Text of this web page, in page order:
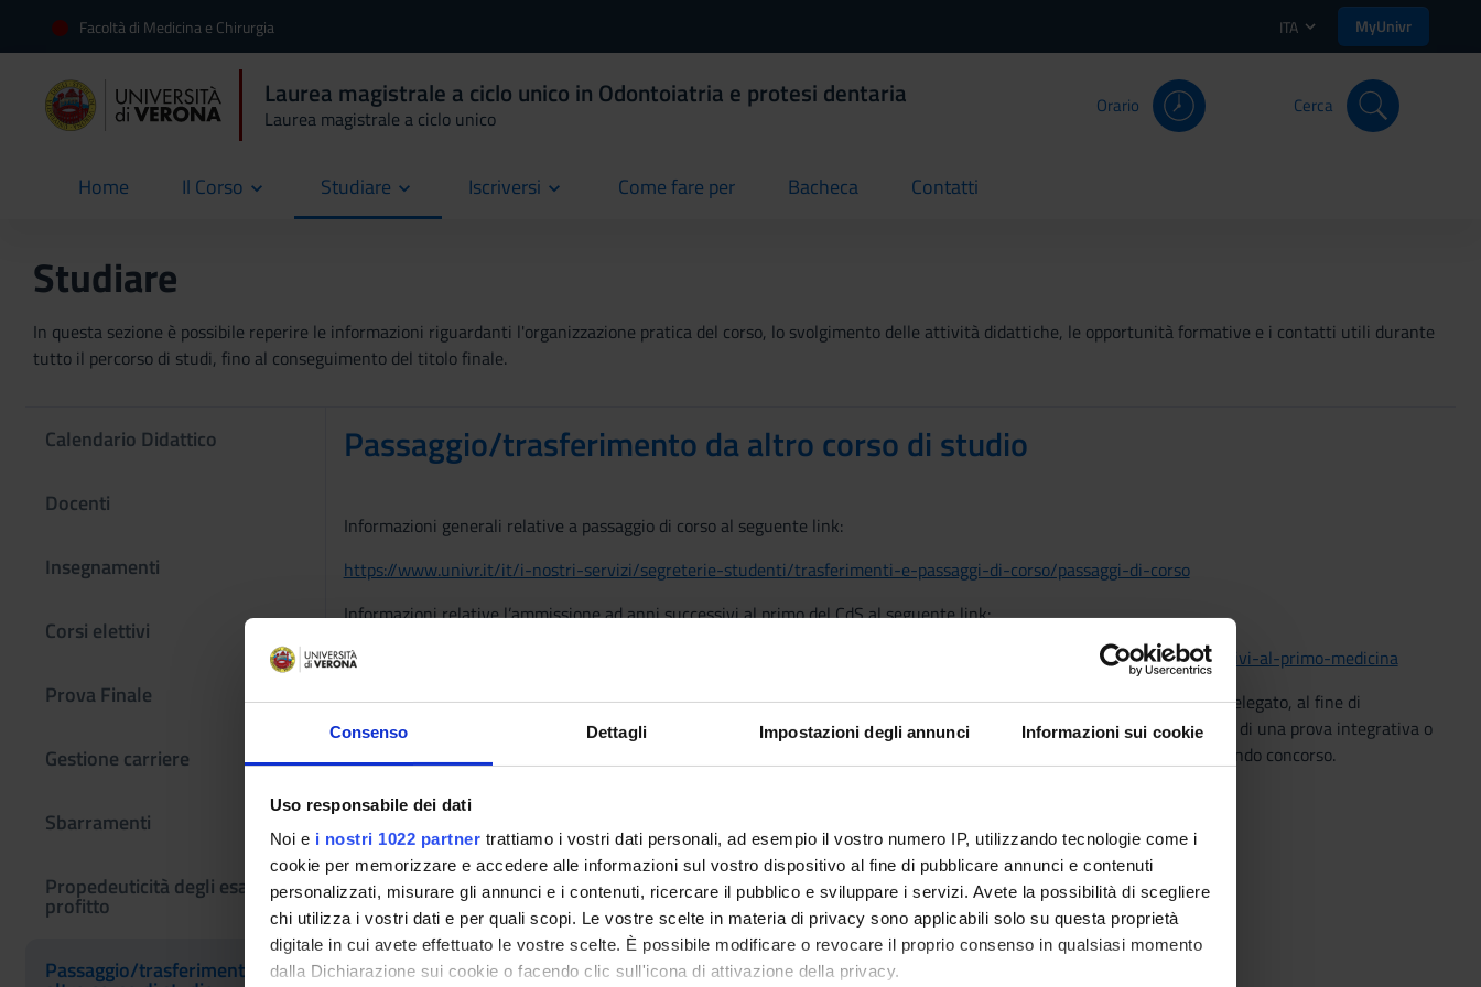
Consenso Dettagli Impostazioni degli annunci Informazioni sui cookie
Uso responsabile dei dati
Noi e i nostri 1022 partner trattiamo i vostri dati personali, ad esempio il vostro numero IP, utilizzando tecnologie come i
cookie per memorizzare e accedere alle informazioni sul vostro dispositivo al fine di pubblicare annunci e contenuti
personalizzati, misurare gli annunci e i contenuti, ricercare il pubblico e sviluppare i servizi. Avete la possibilità di scegliere
chi utilizza i vostri dati e per quali scopi. Le vostre scelte in materia di privacy sono applicabili solo su questa proprietà
digitale in cui avete effettuato le vostre scelte. È possibile modificare o revocare il proprio consenso in qualsiasi momento
dalla Dichiarazione sui cookie o facendo clic sull'icona di attivazione della privacy.
Facoltà di Medicina e Chirurgia ITA MyUnivr
Laurea magistrale a ciclo unico in Odontoiatria e protesi dentaria
Laurea magistrale a ciclo unico
Orario Cerca
Home
current Il Corso Studiare Iscriversi Come fare per
current Bacheca
current Contatti
current
Studiare
In questa sezione è possibile reperire le informazioni riguardanti l'organizzazione pratica del corso, lo svolgimento delle attività didattiche, le opportunità formative e i contatti utili durante
tutto il percorso di studi, fino al conseguimento del titolo finale.
Calendario Didattico
Docenti
Insegnamenti
Corsi elettivi
Prova Finale
Gestione carriere
Sbarramenti
Propedeuticità degli esami di
profitto
Passaggio/trasferimento da
Passaggio/trasferimento da altro corso di studio
Informazioni generali relative a passaggio di corso al seguente link:
https://www.univr.it/it/i-nostri-servizi/segreterie-studenti/trasferimenti-e-passaggi-di-corso/passaggi-di-corso
Informazioni relative l’ammissione ad anni successivi al primo del CdS al seguente link:
https://www.univr.it/it/i-nostri-servizi/gestione-carriere-studenti-medicina-e-chirurgia/ammissione-ad-anni-successivi-al-primo-medicina
Fermo restando l’indefettibile numero di posti disponibili e il numero di CFU riconoscibili, il Collegio Didattico o organo delegato, al fine di
determinare una graduatoria di merito degli ammissibili ad anni successivi al primo, può deliberare la somministrazione di una prova integrativa o
altri criteri di valutazione, i cui termini e modalità saranno resi noti contestualmente alla pubblicazione dell’apposito bando concorso.